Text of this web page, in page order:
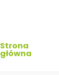
Strona
główna